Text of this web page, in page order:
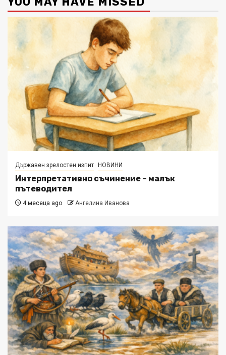
Държавен зрелостен изпит НОВИНИ
Интерпретативно съчинение – малък
пътеводител
4 месеца ago Ангелина Иванова